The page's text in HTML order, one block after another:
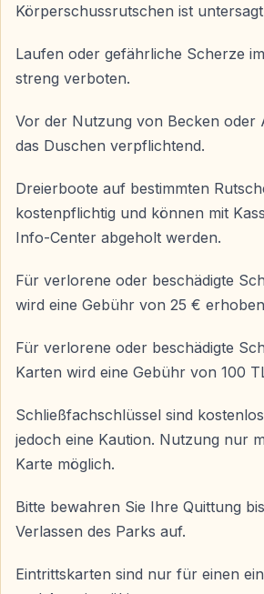
Können auch Nichtschwimmer
Ja — viele Bereiche sind flach,
Aqua Fantasy Aquapark in
Urlaubsmomente.
Körperschussrutschen ist
Laufen oder gefährliche Scherze
streng verboten.
Vor der Nutzung von Becken oder
das Duschen verpflichtend.
Dreierboote auf bestimmten
kostenpflichtig und können mit
Info-Center abgeholt werden.
Für verlorene oder beschädigte
wird eine Gebühr von 25 €
Für verlorene oder beschädigte
Karten wird eine Gebühr von 100
Schließfachschlüssel sind
jedoch eine Kaution. Nutzung nur
Karte möglich.
Bitte bewahren Sie Ihre Quittung
Verlassen des Parks auf.
Eintrittskarten sind nur für einen